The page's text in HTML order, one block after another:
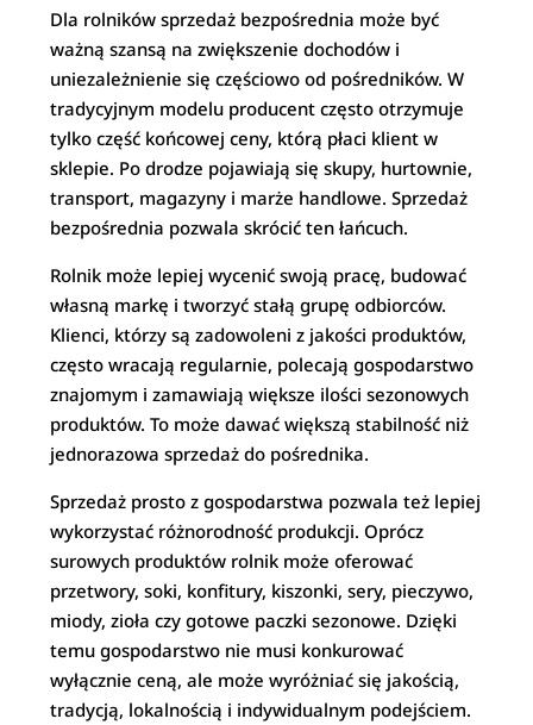
Dla rolników sprzedaż bezpośrednia może być
ważną szansą na zwiększenie dochodów i
uniezależnienie się częściowo od pośredników. W
tradycyjnym modelu producent często otrzymuje
tylko część końcowej ceny, którą płaci klient w
sklepie. Po drodze pojawiają się skupy, hurtownie,
transport, magazyny i marże handlowe. Sprzedaż
bezpośrednia pozwala skrócić ten łańcuch.
Rolnik może lepiej wycenić swoją pracę, budować
własną markę i tworzyć stałą grupę odbiorców.
Klienci, którzy są zadowoleni z jakości produktów,
często wracają regularnie, polecają gospodarstwo
znajomym i zamawiają większe ilości sezonowych
produktów. To może dawać większą stabilność niż
jednorazowa sprzedaż do pośrednika.
Sprzedaż prosto z gospodarstwa pozwala też lepiej
wykorzystać różnorodność produkcji. Oprócz
surowych produktów rolnik może oferować
przetwory, soki, konfitury, kiszonki, sery, pieczywo,
miody, zioła czy gotowe paczki sezonowe. Dzięki
temu gospodarstwo nie musi konkurować
wyłącznie ceną, ale może wyróżniać się jakością,
tradycją, lokalnością i indywidualnym podejściem.